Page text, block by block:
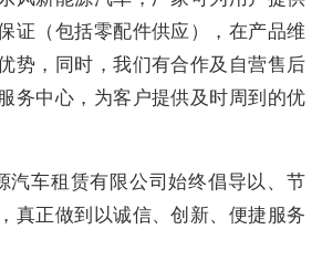
证（包括零配件供应），在产品维
势，同时，我们有合作及自营售后
务中心，为客户提供及时周到的优
汽车租赁有限公司始终倡导以、节
真正做到以诚信、创新、便捷服务